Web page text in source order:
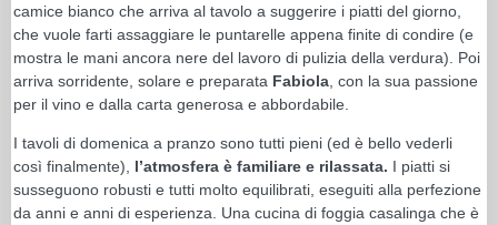
camice bianco che arriva al tavolo a suggerire i piatti del giorno,
che vuole farti assaggiare le puntarelle appena finite di condire (e
mostra le mani ancora nere del lavoro di pulizia della verdura). Poi
arriva sorridente, solare e preparata Fabiola , con la sua passione
per il vino e dalla carta generosa e abbordabile.
I tavoli di domenica a pranzo sono tutti pieni (ed è bello vederli
così finalmente), l’atmosfera è familiare e rilassata. I piatti si
susseguono robusti e tutti molto equilibrati, eseguiti alla perfezione
da anni e anni di esperienza. Una cucina di foggia casalinga che è